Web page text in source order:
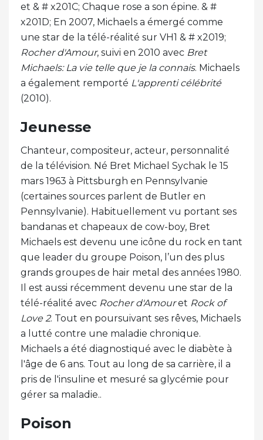
et & # x201C; Chaque rose a son épine. & #
x201D; En 2007, Michaels a émergé comme
une star de la télé-réalité sur VH1 & # x2019;
Rocher d'Amour, suivi en 2010 avec Bret
Michaels: La vie telle que je la connais. Michaels
a également remporté L'apprenti célébrité
(2010).
Jeunesse
Chanteur, compositeur, acteur, personnalité
de la télévision. Né Bret Michael Sychak le 15
mars 1963 à Pittsburgh en Pennsylvanie
(certaines sources parlent de Butler en
Pennsylvanie). Habituellement vu portant ses
bandanas et chapeaux de cow-boy, Bret
Michaels est devenu une icône du rock en tant
que leader du groupe Poison, l’un des plus
grands groupes de hair metal des années 1980.
Il est aussi récemment devenu une star de la
télé-réalité avec Rocher d'Amouret Rock of
Love 2. Tout en poursuivant ses rêves, Michaels
a lutté contre une maladie chronique.
Michaels a été diagnostiqué avec le diabète à
l'âge de 6 ans. Tout au long de sa carrière, il a
pris de l'insuline et mesuré sa glycémie pour
gérer sa maladie..
Poison